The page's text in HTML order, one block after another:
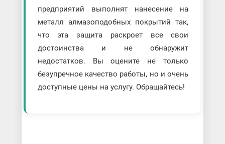
предприятий выполнят нанесение на
металл алмазоподобных покрытий так,
что эта защита раскроет все свои
достоинства и не обнаружит
недостатков. Вы оцените не только
безупречное качество работы, но и очень
доступные цены на услугу. Обращайтесь!